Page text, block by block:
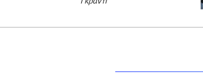
Γκράντι